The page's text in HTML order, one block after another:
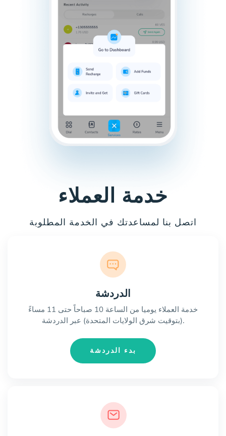
خدمة العملاء
اتصل بنا لمساعدتك في الخدمة المطلوبة
الدردشة
خدمة العملاء يوميا من الساعة 10 صباحاً حتى 11 مساءً
(بتوقيت شرق الولايات المتحدة) عبر الدردشة.
بدء الدردشة